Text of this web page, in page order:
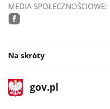
MEDIA SPOŁECZNOŚCIOWE:
Na skróty
stopka
gov.plStrona
gov.pl